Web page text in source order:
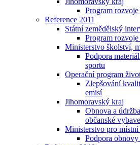
Program
Reference 2011
Státní zemědělský
Program
Ministerstvo školství,
Podpora
sportu
Operační program
Zlepšování
emisí
Jihomoravský kraj
Obnova a
občanské
Ministerstvo pro
Podpora